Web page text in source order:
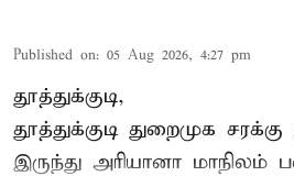
Published on: 05 Aug 2026, 4:27 pm
தூத்துக்குடி,
தூத்துக்குடி துறைமுக
இருந்து அரியானா மாநிலம்